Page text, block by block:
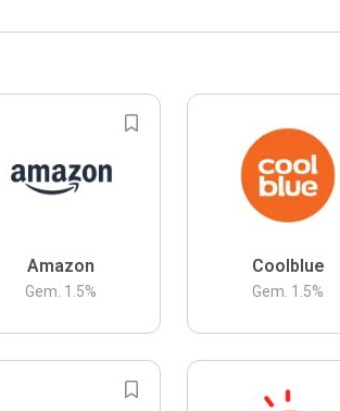
Amazon
Gem. 1.5%
Coolblue
Gem. 1.5%